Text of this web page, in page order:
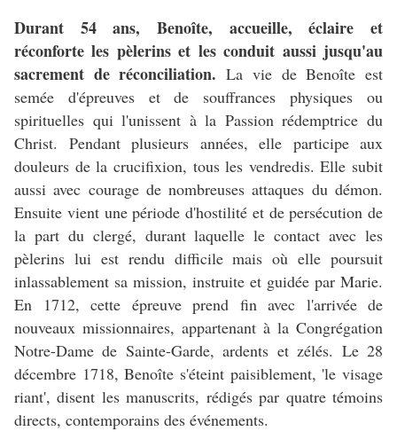
Durant 54 ans, Benoîte, accueille, éclaire et
réconforte les pèlerins et les conduit aussi jusqu'au
sacrement de réconciliation. La vie de Benoîte est
semée d'épreuves et de souffrances physiques ou
spirituelles qui l'unissent à la Passion rédemptrice du
Christ. Pendant plusieurs années, elle participe aux
douleurs de la crucifixion, tous les vendredis. Elle subit
aussi avec courage de nombreuses attaques du démon.
Ensuite vient une période d'hostilité et de persécution de
la part du clergé, durant laquelle le contact avec les
pèlerins lui est rendu difficile mais où elle poursuit
inlassablement sa mission, instruite et guidée par Marie.
En 1712, cette épreuve prend fin avec l'arrivée de
nouveaux missionnaires, appartenant à la Congrégation
Notre-Dame de Sainte-Garde, ardents et zélés. Le 28
décembre 1718, Benoîte s'éteint paisiblement, 'le visage
riant', disent les manuscrits, rédigés par quatre témoins
directs, contemporains des événements.